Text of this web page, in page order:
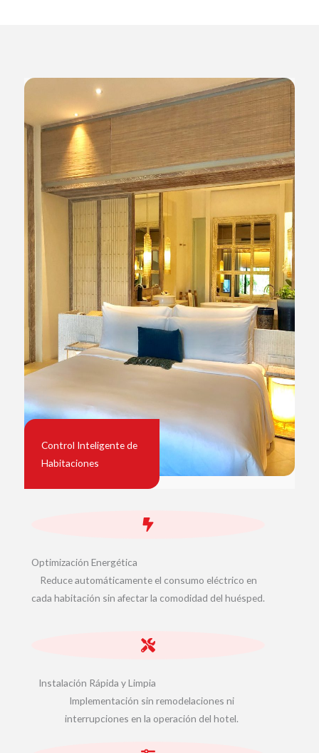
Control Inteligente de
Habitaciones
Optimización Energética
Reduce automáticamente el consumo eléctrico en
cada habitación sin afectar la comodidad del huésped.
Instalación Rápida y Limpia
Implementación sin remodelaciones ni
interrupciones en la operación del hotel.